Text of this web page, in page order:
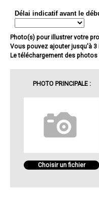
Délai indicatif avant le
Photo(s) pour illustrer votre
Vous pouvez ajouter jusqu'à 3
Le téléchargement des
PHOTO PRINCIPALE :
Choisir un fichier